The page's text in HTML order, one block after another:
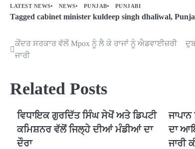
LATEST NEWS NEWS PUNJAB PUNJABI
Tagged cabinet minister kuldeep singh dhaliwal,
Post
ਕੇਂਦਰ ਸਰਕਾਰ ਵੱਲੋਂ Mpox ਨੂੰ ਲੈ ਕੇ ਰਾਜਾਂ ਨੂੰ ਐਡਵਾਈਜ਼ਰੀ
ਜਾਰੀ
Related Posts
ਵਿਧਾਇਕ ਗੁਰਦਿੱਤ ਸਿੰਘ ਸੇਖੋਂ ਅਤੇ ਡਿਪਟੀ
ਕਮਿਸ਼ਨਰ ਵੱਲੋਂ ਜਿਲ੍ਹੇ ਦੀਆਂ ਮੰਡੀਆਂ ਦਾ
ਦੌਰਾ
ਦਾ
ਜਾਰੀ